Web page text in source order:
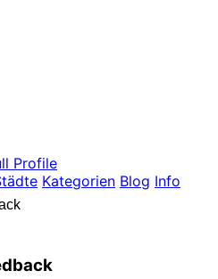
Profile
Kategorien Blog Info